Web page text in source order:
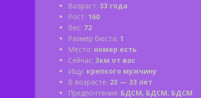
Возраст: 33 года
Рост: 160
Вес: 72
Размер бюста: 1
Место: номер есть
Сейчас: 3км от вас
Ищу: крепкого мужчину
В возрасте: 23 — 33 лет
Предпочтения: БДСМ, БДСМ, БДСМ